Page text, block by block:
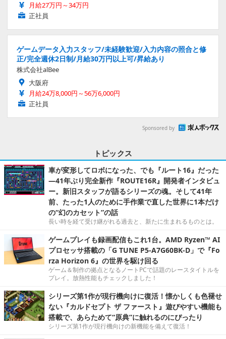
月給27万円～34万円
正社員
ゲームデータ入力スタッフ/未経験歓迎/入力内容の照合と修
正/完全週休2日制/月給30万円以上可/昇給あり
株式会社alBee
大阪府
月給24万8,000円～56万6,000円
正社員
Sponsored by
トピックス
車が変形してロボになった、でも『ルート16』だった
―41年ぶり完全新作『ROUTE16R』開発者インタビュ
ー。新旧スタッフが語るシリーズの魂。そして41年
前、たった1人のために手作業で直した世界に1本だけ
の“幻のカセット”の話
長い時を経て受け継がれる過去と、新たに生まれるものとは。
ゲームプレイも録画配信もこれ1台。AMD Ryzen™ AI
プロセッサ搭載の「G TUNE P5-A7G60BK-D」で『Fo
rza Horizon 6』の世界を駆け回る
ゲーム＆制作の拠点となるノートPCで話題のレースタイトルを
プレイ。放熱性能もチェックしました！
シリーズ第1作が現行機向けに復活！懐かしくも色褪せ
ない『カルドセプト ザ ファースト』遊びやすい機能も
搭載で、あらためて“原典”に触れるのにぴったり
シリーズ第1作が現行機向けの新機能を備えて復活！